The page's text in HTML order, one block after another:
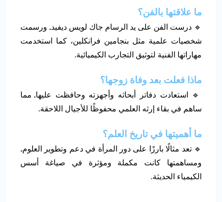
ما علاقتها بالفن؟
🔹 درست الفن على يد الرسام جاك لويس ديفيد. ورسمت
شخصيات علمية مثل بنجامين فرانكلين، كما استخدمت
مهاراتها الفنية لتوثيق التجارب الكيميائية.
ماذا فعلت بعد وفاة زوجها؟
🔹 استعادت دفاتر أبحاثه وأجهزته وحافظت عليها. مما
ساهم في بقاء إرثه العلمي محفوظًا للأجيال اللاحقة.
ما أهميتها في تاريخ العلم؟
🔹 تعد مثالًا بارزًا على دور المرأة في دعم وتطوير العلوم.
ومساهمتها كانت مكملة ومؤثرة في صياغة أسس
الكيمياء الحديثة.